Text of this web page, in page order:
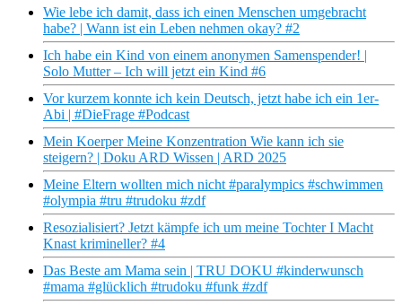
Wie lebe ich damit, dass ich einen Menschen umgebracht
habe? | Wann ist ein Leben nehmen okay? #2
Ich habe ein Kind von einem anonymen Samenspender! |
Solo Mutter – Ich will jetzt ein Kind #6
Vor kurzem konnte ich kein Deutsch, jetzt habe ich ein 1er-
Abi | #DieFrage #Podcast
Mein Koerper Meine Konzentration Wie kann ich sie
steigern? | Doku ARD Wissen | ARD 2025
Meine Eltern wollten mich nicht #paralympics #schwimmen
#olympia #tru #trudoku #zdf
Resozialisiert? Jetzt kämpfe ich um meine Tochter I Macht
Knast krimineller? #4
Das Beste am Mama sein | TRU DOKU #kinderwunsch
#mama #glücklich #trudoku #funk #zdf